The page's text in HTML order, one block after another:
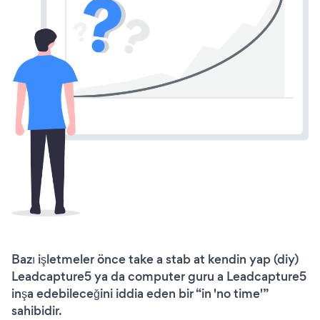
Bazı işletmeler önce take a stab at kendin yap (diy)
Leadcapture5 ya da computer guru a Leadcapture5
inşa edebileceğini iddia eden bir “in 'no time'”
sahibidir.